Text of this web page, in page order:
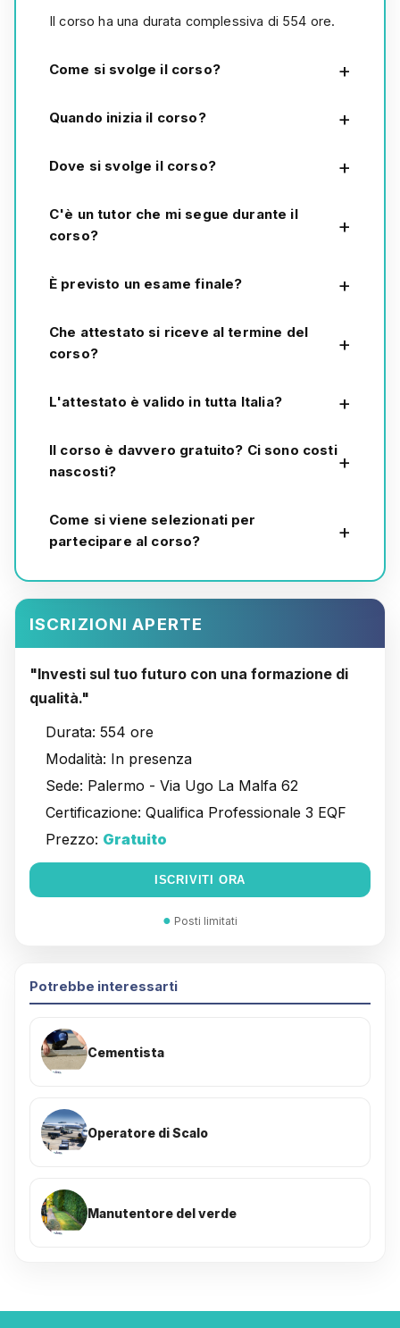
Il corso ha una durata complessiva di 554 ore.
Come si svolge il corso?
Quando inizia il corso?
Dove si svolge il corso?
C'è un tutor che mi segue durante il
corso?
È previsto un esame finale?
Che attestato si riceve al termine del
corso?
L'attestato è valido in tutta Italia?
Il corso è davvero gratuito? Ci sono costi
nascosti?
Come si viene selezionati per
partecipare al corso?
ISCRIZIONI APERTE
"Investi sul tuo futuro con una formazione di
qualità."
Durata: 554 ore
Modalità: In presenza
Sede: Palermo - Via Ugo La Malfa 62
Certificazione: Qualifica Professionale 3 EQF
Prezzo: Gratuito
ISCRIVITI ORA
● Posti limitati
Potrebbe interessarti
Cementista
Operatore di Scalo
Manutentore del verde